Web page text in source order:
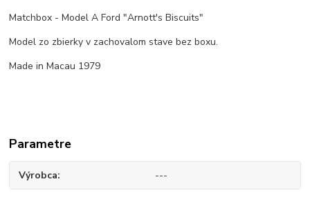
Matchbox - Model A Ford "Arnott's Biscuits"
Model zo zbierky v zachovalom stave bez boxu.
Made in Macau 1979
Parametre
Výrobca ---